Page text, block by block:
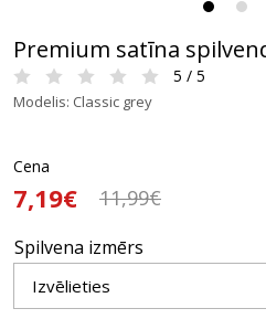
Premium satīna
5 / 5
Modelis: Classic grey
Cena
7,19€ 11,99€
Spilvena izmērs